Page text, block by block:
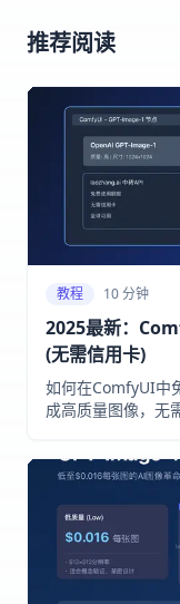
推荐阅读
教程 10 分钟
2025最新：
(无需信用卡)
如何在ComfyUI中
成高质量图像，无